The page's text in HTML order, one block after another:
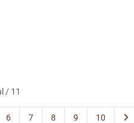
/ 11
6 7 8 9 10